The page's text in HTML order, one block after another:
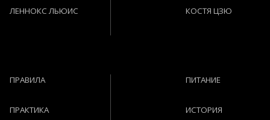
ЛЕННОКС ЛЬЮИС КОСТЯ ЦЗЮ
ПРАВИЛА
ПРАКТИКА
ПИТАНИЕ
ИСТОРИЯ